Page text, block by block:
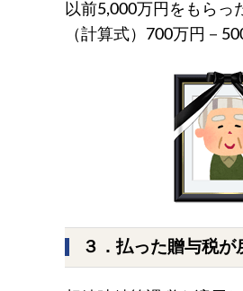
以前5,000万円をもらっ
（計算式）700万円－
３．払った贈与税